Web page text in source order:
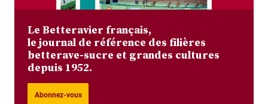
Le Betteravier français,
le journal de référence des filières
betterave-sucre et grandes cultures
depuis 1952.
Abonnez-vous